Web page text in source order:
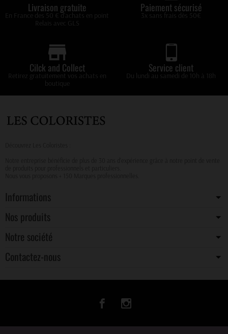
Livraison gratuite
En France des 50 € d'achats en point
Relais avec GLS
Paiement sécurisé
3x sans frais dès 50€
Cilck and Collect
Retirez gratuitement vos achats en
boutique
Service client
Du lundi au samedi de 10h à 18h
Informations
Nos produits
Notre société
Contactez-nous